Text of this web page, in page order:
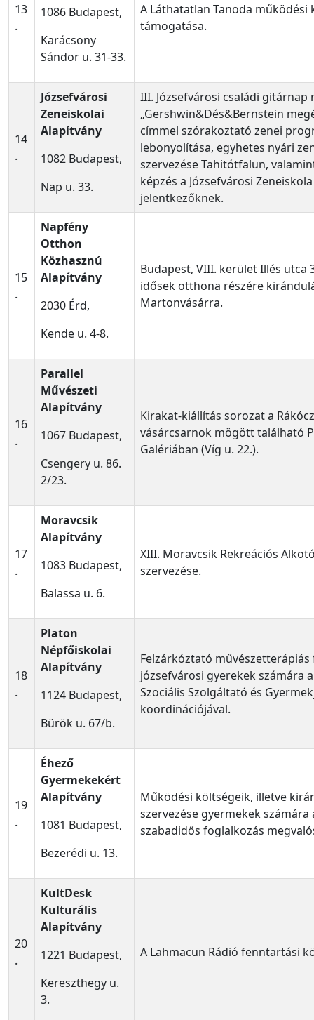
13
.
1086 Budapest,
Karácsony
Sándor u. 31-33.
A Láthatatlan Tanoda működési
támogatása.
14
.
Józsefvárosi
Zeneiskolai
Alapítvány
1082 Budapest,
Nap u. 33.
III. Józsefvárosi családi gitárnap
„Gershwin&Dés&Bernstein
címmel szórakoztató zenei
lebonyolítása, egyhetes nyári
szervezése Tahitótfalun,
képzés a Józsefvárosi
jelentkezőknek.
15
.
Napfény
Otthon
Közhasznú
Alapítvány
2030 Érd,
Kende u. 4-8.
Budapest, VIII. kerület Illés utca
idősek otthona részére
Martonvásárra.
16
.
Parallel
Művészeti
Alapítvány
1067 Budapest,
Csengery u. 86.
2/23.
Kirakat-kiállítás sorozat a
vásárcsarnok mögött található
Galériában (Víg u. 22.).
17
.
Moravcsik
Alapítvány
1083 Budapest,
Balassa u. 6.
XIII. Moravcsik Rekreációs
szervezése.
18
.
Platon
Népfőiskolai
Alapítvány
1124 Budapest,
Bürök u. 67/b.
Felzárkóztató
józsefvárosi gyerekek számára
Szociális Szolgáltató és
koordinációjával.
19
.
Éhező
Gyermekekért
Alapítvány
1081 Budapest,
Bezerédi u. 13.
Működési költségeik, illetve
szervezése gyermekek számára
szabadidős foglalkozás
20
.
KultDesk
Kulturális
Alapítvány
1221 Budapest,
Kereszthegy u.
3.
A Lahmacun Rádió fenntartási